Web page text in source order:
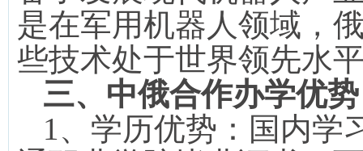
是在军用机器人领域，
些技术处于世界领先水
三、 中俄合作办学优势
1、 学历优势：国内学